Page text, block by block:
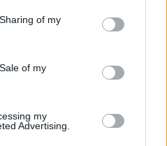
of my
of my
my
Advertising.
Σε αυτές τις περιπτώσεις, το
αρκεί και χρειάζεται
είναι και ο σωστός τρόπος
μασάζ και χωρίς έντονο
ο αφρός που κατεβαίνει στις